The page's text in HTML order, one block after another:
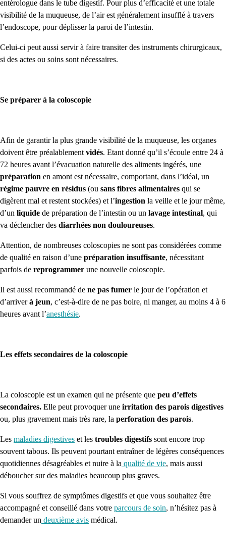
entérologue dans le tube digestif. Pour plus d’efficacité et une totale
visibilité de la muqueuse, de l’air est généralement insufflé à travers
l’endoscope, pour déplisser la paroi de l’intestin.
Celui-ci peut aussi servir à faire transiter des instruments chirurgicaux,
si des actes ou soins sont nécessaires.
Se préparer à la coloscopie
Afin de garantir la plus grande visibilité de la muqueuse, les organes
doivent être préalablementvidés. Etant donné qu’il s’écoule entre 24 à
72 heures avant l’évacuation naturelle des aliments ingérés, une
préparation en amont est nécessaire, comportant, dans l’idéal, un
régime pauvre en résidus (ou sans fibres alimentaires qui se
digèrent mal et restent stockées) et l’ingestion la veille et le jour même,
d’un liquide de préparation de l’intestin ou un lavage intestinal, qui
va déclencher des diarrhées non douloureuses.
Attention, de nombreuses coloscopies ne sont pas considérées comme
de qualité en raison d’une préparation insuffisante, nécessitant
parfois de reprogrammer une nouvelle coloscopie.
Il est aussi recommandé de ne pas fumer le jour de l’opération et
d’arriverà jeun, c’est-à-dire de ne pas boire, ni manger, au moins 4 à 6
heures avant l’anesthésie.
Les effets secondaires de la coloscopie
La coloscopie est un examen qui ne présente que peu d’effets
secondaires. Elle peut provoquerune irritation des parois digestives
ou, plus gravement mais très rare, la perforation des parois.
Les maladies digestives et les troubles digestifs sont encore trop
souvent tabous. Ils peuvent pourtant entraîner de légères conséquences
quotidiennes désagréables et nuire à la qualité de vie, mais aussi
déboucher sur des maladies beaucoup plus graves.
Si vous souffrez de symptômes digestifs et que vous souhaitez être
accompagné et conseillé dans votre parcours de soin, n’hésitez pas à
demander un deuxième avis médical.